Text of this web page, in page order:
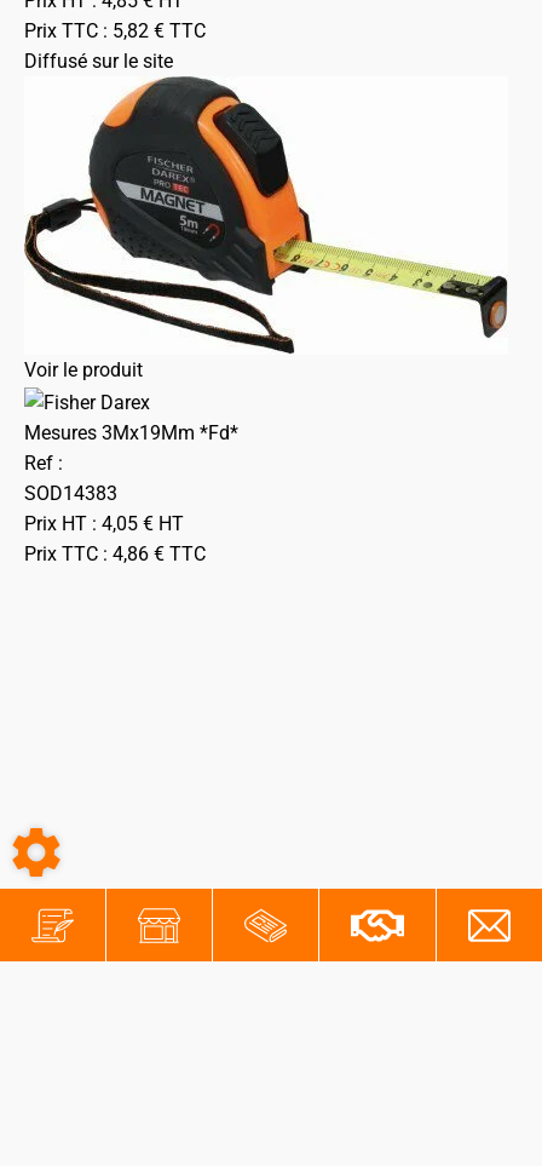
Prix TTC : 5,82 € TTC
Diffusé sur le site
Voir le produit
Mesures 3Mx19Mm *Fd*
Ref :
SOD14383
Prix HT : 4,05 € HT
Prix TTC : 4,86 € TTC